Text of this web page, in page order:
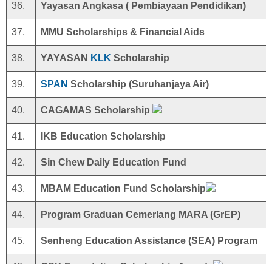
36. Yayasan Angkasa ( Pembiayaan Pendidikan)
37. MMU Scholarships & Financial Aids
38. YAYASAN KLK Scholarship
39. SPAN Scholarship (Suruhanjaya Air)
40. CAGAMAS Scholarship
41. IKB Education Scholarship
42. Sin Chew Daily Education Fund
43. MBAM Education Fund Scholarship
44. Program Graduan Cemerlang MARA (GrEP)
45. Senheng Education Assistance (SEA) Program